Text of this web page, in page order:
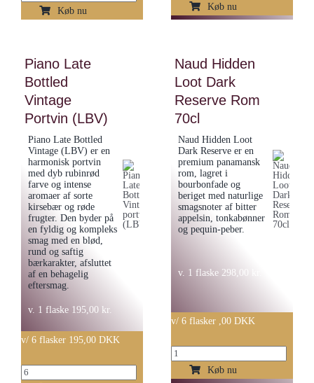
års
rom
70cl
antal
Køb nu
Naud
antal
Køb nu
Piano Late
Bottled
Vintage
Portvin (LBV)
Piano Late Bottled
Vintage (LBV) er en
harmonisk portvin
med dyb rubinrød
farve og intense
aromaer af sorte
kirsebær og røde
frugter. Den byder på
en fyldig og kompleks
smag med en blød,
rund og saftig
bærkarakter, afsluttet
af en behagelig
eftersmag.
v. 1 flaske 195,00 kr.
v/ 6 flasker 195,00 DKK
Piano
Naud Hidden
Loot Dark
Reserve Rom
70cl
Naud Hidden Loot
Dark Reserve er en
premium panamansk
rom, lagret i
bourbonfade og
beriget med naturlige
smagsnoter af bitter
appelsin, tonkabønner
og pequin-peber.
v. 1 flaske 298,00
v/ 6 flasker ,00 DKK
Naud
Hidden
Køb nu